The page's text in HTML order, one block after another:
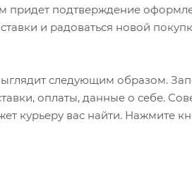
придет подтверждение
и радоваться новой
следующим образом.
оплаты, данные о себе.
курьеру вас найти. Нажмите